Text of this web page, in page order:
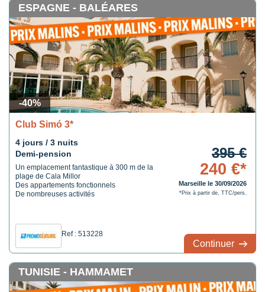
-40%
ESPAGNE - BALÉARES
Club Simó 3*
4 jours / 3 nuits
Demi-pension
Un emplacement fantastique à 300 m de la
plage de Cala Millor
Des appartements fonctionnels
De nombreuses activités
Ref : 513228
395 €
240 €*
Marseille le 30/09/2026
*Prix à partir de, TTC/pers.
Continuer
TUNISIE - HAMMAMET